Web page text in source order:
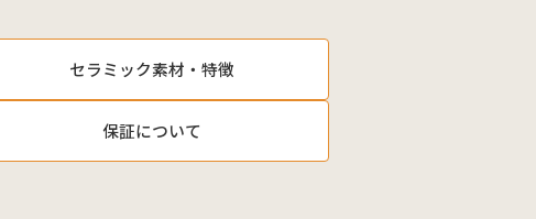
セラミック素材・特徴
保証について